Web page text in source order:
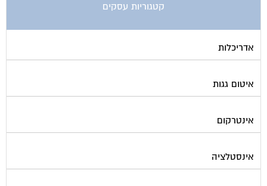
קטגוריות עסקים
אדריכלות
איטום גגות
אינטרקום
אינסטלציה